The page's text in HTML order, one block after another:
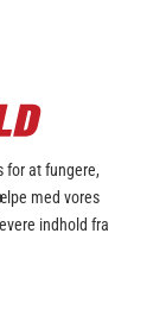
da
13
at fungere,
med vores
indhold fra